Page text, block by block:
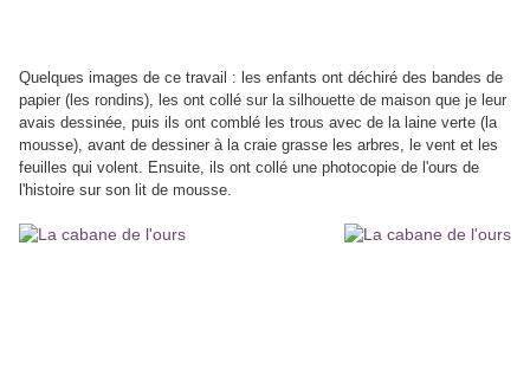
Quelques images de ce travail : les enfants ont déchiré des bandes de
papier (les rondins), les ont collé sur la silhouette de maison que je leur
avais dessinée, puis ils ont comblé les trous avec de la laine verte (la
mousse), avant de dessiner à la craie grasse les arbres, le vent et les
feuilles qui volent. Ensuite, ils ont collé une photocopie de l'ours de
l'histoire sur son lit de mousse.